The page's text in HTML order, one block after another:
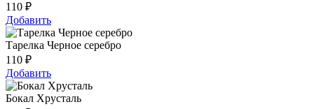
110 ₽
Добавить
Тарелка Черное серебро
110 ₽
Добавить
Бокал Хрусталь